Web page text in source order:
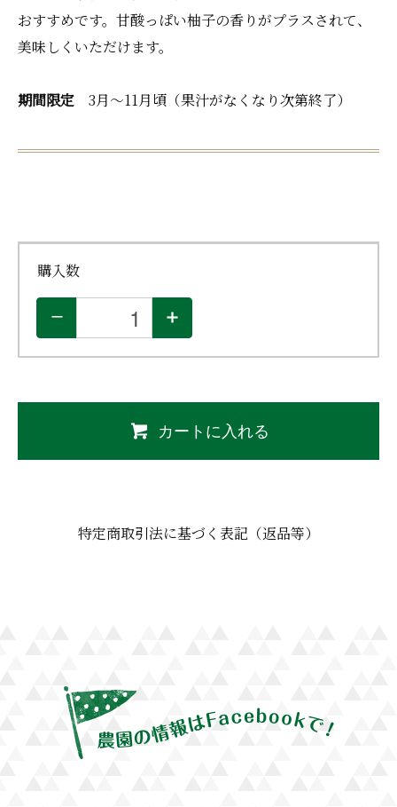
おすすめです。甘酸っぱい柚子の香りがプラスされて、
美味しくいただけます。
期間限定 3月～11月頃（果汁がなくなり次第終了）
購入数
カートに入れる
特定商取引法に基づく表記 （返品等）